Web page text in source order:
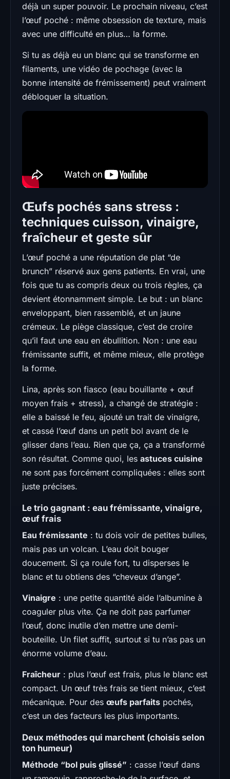
déjà un super pouvoir. Le prochain niveau, c’est
l’œuf poché : même obsession de texture, mais
avec une difficulté en plus… la forme.
Si tu as déjà eu un blanc qui se transforme en
filaments, une vidéo de pochage (avec la
bonne intensité de frémissement) peut vraiment
débloquer la situation.
Œufs pochés sans stress :
techniques cuisson, vinaigre,
fraîcheur et geste sûr
L’œuf poché a une réputation de plat “de
brunch” réservé aux gens patients. En vrai, une
fois que tu as compris deux ou trois règles, ça
devient étonnamment simple. Le but : un blanc
enveloppant, bien rassemblé, et un jaune
crémeux. Le piège classique, c’est de croire
qu’il faut une eau en ébullition. Non : une eau
frémissante suffit, et même mieux, elle protège
la forme.
Lina, après son fiasco (eau bouillante + œuf
moyen frais + stress), a changé de stratégie :
elle a baissé le feu, ajouté un trait de vinaigre,
et cassé l’œuf dans un petit bol avant de le
glisser dans l’eau. Rien que ça, ça a transformé
son résultat. Comme quoi, les astuces cuisine
ne sont pas forcément compliquées : elles sont
juste précises.
Le trio gagnant : eau frémissante, vinaigre,
œuf frais
Eau frémissante : tu dois voir de petites bulles,
mais pas un volcan. L’eau doit bouger
doucement. Si ça roule fort, tu disperses le
blanc et tu obtiens des “cheveux d’ange”.
Vinaigre : une petite quantité aide l’albumine à
coaguler plus vite. Ça ne doit pas parfumer
l’œuf, donc inutile d’en mettre une demi-
bouteille. Un filet suffit, surtout si tu n’as pas un
énorme volume d’eau.
Fraîcheur : plus l’œuf est frais, plus le blanc est
compact. Un œuf très frais se tient mieux, c’est
mécanique. Pour des œufs parfaits pochés,
c’est un des facteurs les plus importants.
Deux méthodes qui marchent (choisis selon
ton humeur)
Méthode “bol puis glissé” : casse l’œuf dans